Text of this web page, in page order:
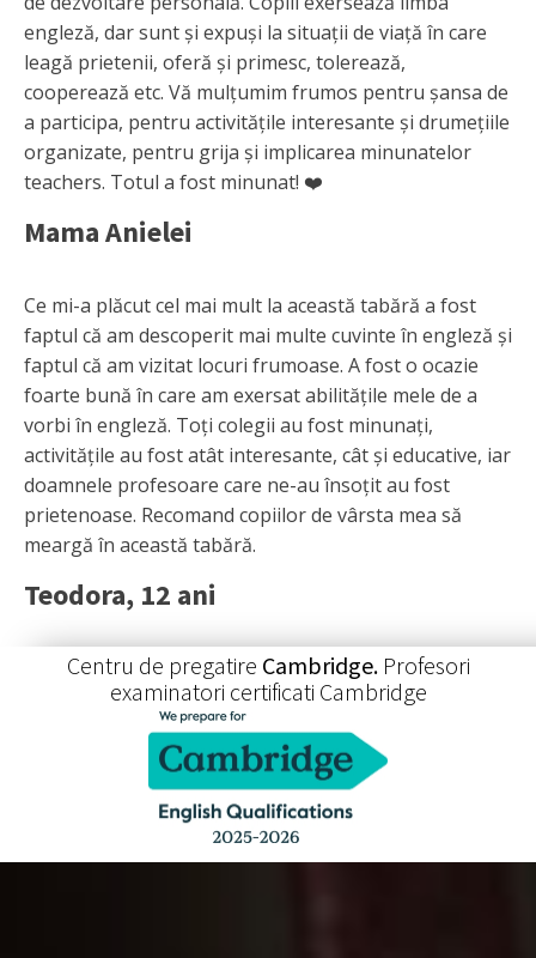
engleză, dar sunt și expuși la situații de viață în care
leagă prietenii, oferă și primesc, tolerează,
cooperează etc. Vă mulțumim frumos pentru șansa de
a participa, pentru activitățile interesante și drumețiile
organizate, pentru grija și implicarea minunatelor
teachers. Totul a fost minunat! ❤️
Mama Anielei
Ce mi-a plăcut cel mai mult la această tabără a fost
faptul că am descoperit mai multe cuvinte în engleză și
faptul că am vizitat locuri frumoase. A fost o ocazie
foarte bună în care am exersat abilitățile mele de a
vorbi în engleză. Toți colegii au fost minunați,
activitățile au fost atât interesante, cât și educative, iar
doamnele profesoare care ne-au însoțit au fost
prietenoase. Recomand copiilor de vârsta mea să
meargă în această tabără.
Teodora, 12 ani
Centru de pregatire Cambridge.Profesori
examinatori certificati Cambridge